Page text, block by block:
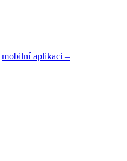
mobilní aplikaci –